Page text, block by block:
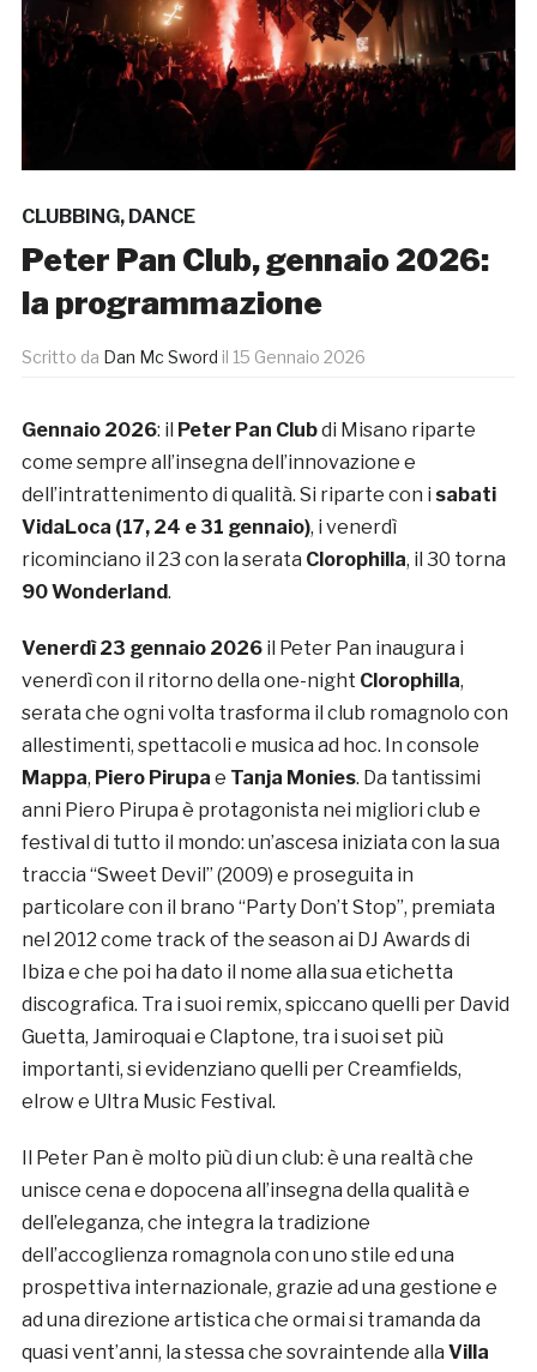
CLUBBING, DANCE
Peter Pan Club, gennaio 2026:
la programmazione
Scritto da Dan Mc Sword il 15 Gennaio 2026
Gennaio 2026: il Peter Pan Clubdi Misano riparte
come sempre all’insegna dell’innovazione e
dell’intrattenimento di qualità. Si riparte con i sabati
VidaLoca (17, 24 e 31 gennaio), i venerdì
ricominciano il 23 con la serata Clorophilla, il 30 torna
90 Wonderland.
Venerdì 23 gennaio 2026il Peter Pan inaugura i
venerdì con il ritorno della one-night Clorophilla,
serata che ogni volta trasforma il club romagnolo con
allestimenti, spettacoli e musica ad hoc. In console
Mappa, Piero Pirupa e Tanja Monies. Da tantissimi
anni Piero Pirupa è protagonista nei migliori club e
festival di tutto il mondo: un’ascesa iniziata con la sua
traccia “Sweet Devil” (2009) e proseguita in
particolare con il brano “Party Don’t Stop”, premiata
nel 2012 come track of the season ai DJ Awards di
Ibiza e che poi ha dato il nome alla sua etichetta
discografica. Tra i suoi remix, spiccano quelli per David
Guetta, Jamiroquai e Claptone, tra i suoi set più
importanti, si evidenziano quelli per Creamfields,
elrow e Ultra Music Festival.
Il Peter Pan è molto più di un club: è una realtà che
unisce cena e dopocena all’insegna della qualità e
dell’eleganza, che integra la tradizione
dell’accoglienza romagnola con uno stile ed una
prospettiva internazionale, grazie ad una gestione e
ad una direzione artistica che ormai si tramanda da
quasi vent’anni, la stessa che sovraintende alla Villa